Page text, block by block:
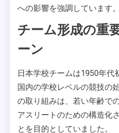
への影響を強調しています。
チーム形成の重
ーン
日本学校チームは1950年代
国内の学校レベルの競技の
の取り組みは、若い年齢で
アスリートのための構造化
とを目的としていました。